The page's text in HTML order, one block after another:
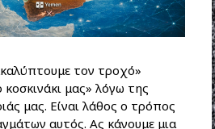
τον τροχό»
κοσκινάκι μας» λόγω της
μας. Είναι λάθος ο τρόπος
αυτός. Ας κάνουμε μια